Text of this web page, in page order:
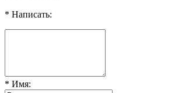
* Написать:
* Имя: